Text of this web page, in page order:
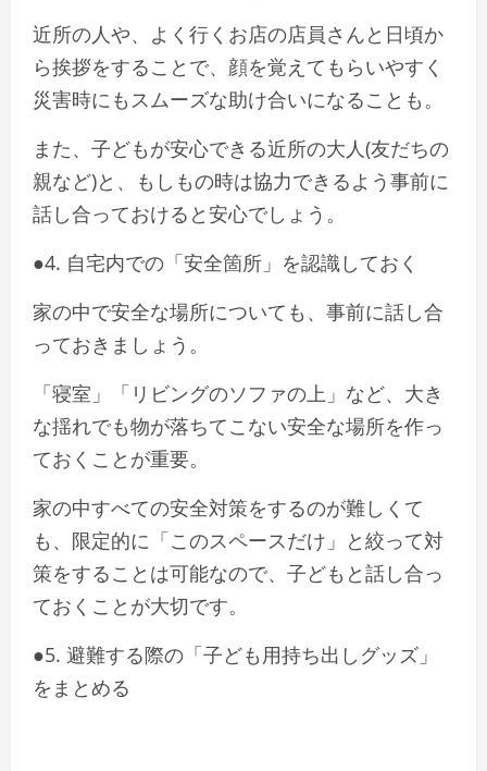
近所の人や、よく行くお店の店員さんと日頃か
ら挨拶をすることで、顔を覚えてもらいやすく
災害時にもスムーズな助け合いになることも。
また、子どもが安心できる近所の大人(友だちの
親など)と、もしもの時は協力できるよう事前に
話し合っておけると安心でしょう。
●4. 自宅内での「安全箇所」を認識しておく
家の中で安全な場所についても、事前に話し合
っておきましょう。
「寝室」「リビングのソファの上」など、大き
な揺れでも物が落ちてこない安全な場所を作っ
ておくことが重要。
家の中すべての安全対策をするのが難しくて
も、限定的に「このスペースだけ」と絞って対
策をすることは可能なので、子どもと話し合っ
ておくことが大切です。
●5. 避難する際の「子ども用持ち出しグッズ」
をまとめる